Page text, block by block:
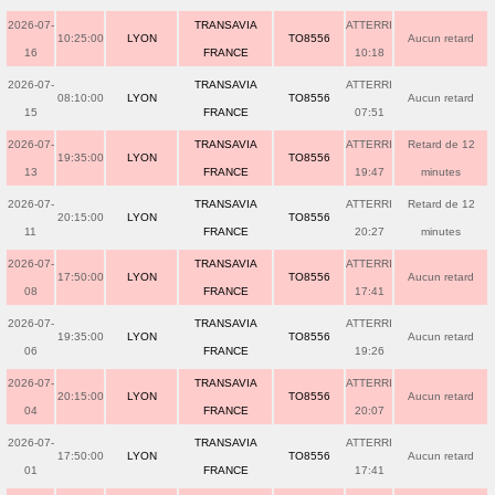
2026-07-
16
10:25:00 LYON
TRANSAVIA
FRANCE
TO8556
ATTERRI
10:18
Aucun retard
2026-07-
15
08:10:00 LYON
TRANSAVIA
FRANCE
TO8556
ATTERRI
07:51
Aucun retard
2026-07-
13
19:35:00 LYON
TRANSAVIA
FRANCE
TO8556
ATTERRI
19:47
Retard de 12
minutes
2026-07-
11
20:15:00 LYON
TRANSAVIA
FRANCE
TO8556
ATTERRI
20:27
Retard de 12
minutes
2026-07-
08
17:50:00 LYON
TRANSAVIA
FRANCE
TO8556
ATTERRI
17:41
Aucun retard
2026-07-
06
19:35:00 LYON
TRANSAVIA
FRANCE
TO8556
ATTERRI
19:26
Aucun retard
2026-07-
04
20:15:00 LYON
TRANSAVIA
FRANCE
TO8556
ATTERRI
20:07
Aucun retard
2026-07-
01
17:50:00 LYON
TRANSAVIA
FRANCE
TO8556
ATTERRI
17:41
Aucun retard